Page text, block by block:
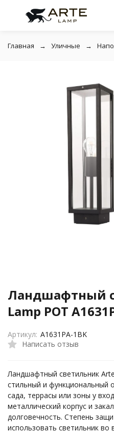
Главная Уличные
Ландшафтный
Lamp POT
Написать отзыв
Артикул: A1631PA-1BK
Ландшафтный светильник
стильный и функциональный
сада, террасы или зоны у
металлический корпус и
долговечность. Степень
использовать светильник во